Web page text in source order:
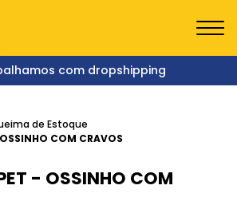
com dropshipping
de Estoque
COM CRAVOS
- OSSINHO COM